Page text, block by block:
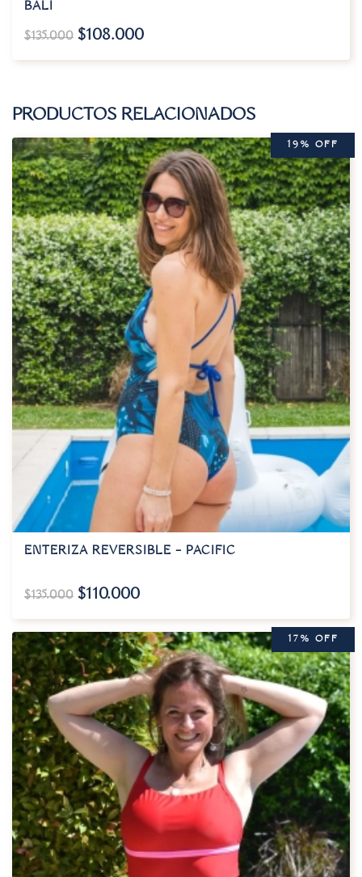
BALI
$135.000 $108.000
PRODUCTOS RELACIONADOS
19% OFF
ENTERIZA REVERSIBLE – PACIFIC
$135.000 $110.000
17% OFF